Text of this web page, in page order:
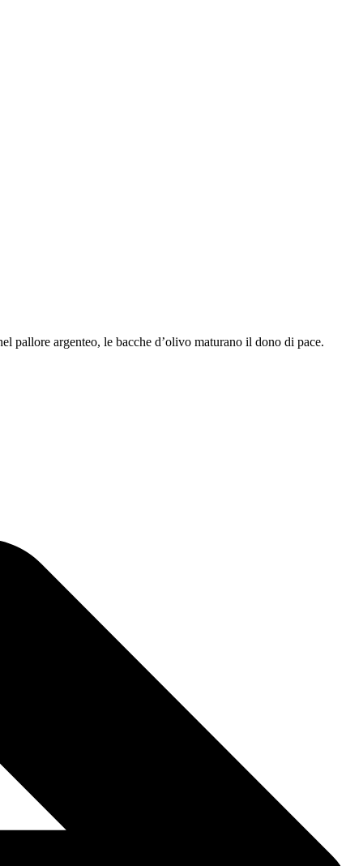
pallore argenteo, le bacche d’olivo maturano il dono di pace.